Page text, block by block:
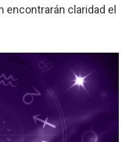
claridad el